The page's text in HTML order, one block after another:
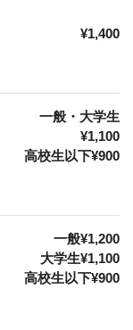
¥1,400
一般・大学生
¥1,100
高校生以下¥900
一般¥1,200
大学生¥1,100
高校生以下¥900